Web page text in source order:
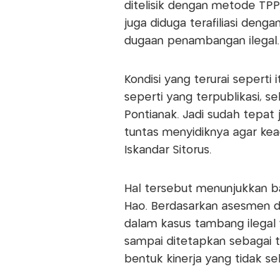
ditelisik dengan metode
juga diduga terafiliasi
dugaan penambangan ilegal.
Kondisi yang terurai seperti
seperti yang terpublikasi,
Pontianak. Jadi sudah
tuntas menyidiknya agar
Iskandar Sitorus.
Hal tersebut menunjukkan
Hao. Berdasarkan
dalam kasus tambang ilegal
sampai ditetapkan sebagai
bentuk kinerja yang tidak